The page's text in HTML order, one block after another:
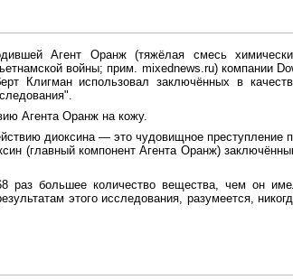
Агент Оранж (тяжёлая смесь
войны; прим. mixednews.ru) компании
Клигман использовал заключённых в
Агента Оранж на кожу.
диоксина — это чудовищное преступление
(главный компонент Агента Оранж)
большее количество вещества, чем он
этого исследования, разумеется,